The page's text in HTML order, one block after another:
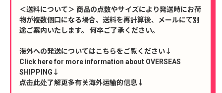
＜送料について＞ 商品の点数やサイズにより発送時にお荷
物が複数個口になる場合、送料を再計算後、メールにて別
途ご案内いたします。 何卒ご了承ください。
海外への発送についてはこちらをご覧ください↓
Click here for more information about OVERSEAS
SHIPPING↓
点击此处了解更多有关海外运输的信息↓